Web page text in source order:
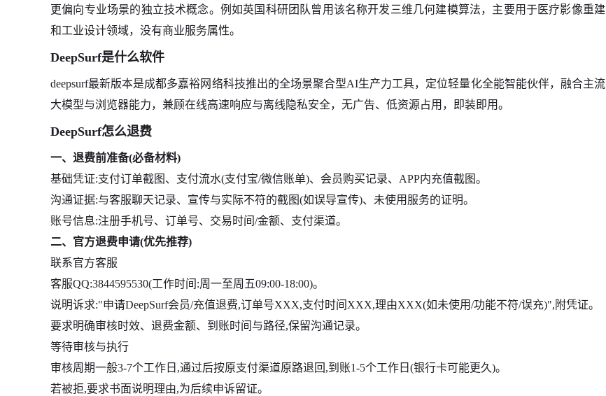
更偏向专业场景的独立技术概念。例如英国科研团队曾用该名称开发三维几何建模算法，主要用于医疗影像重建
和工业设计领域，没有商业服务属性。
DeepSurf是什么软件
deepsurf最新版本是成都多嘉裕网络科技推出的全场景聚合型AI生产力工具，定位轻量化全能智能伙伴，融合主流
大模型与浏览器能力，兼顾在线高速响应与离线隐私安全，无广告、低资源占用，即装即用。
DeepSurf怎么退费
一、退费前准备(必备材料)
基础凭证:支付订单截图、支付流水(支付宝/微信账单)、会员购买记录、APP内充值截图。
沟通证据:与客服聊天记录、宣传与实际不符的截图(如误导宣传)、未使用服务的证明。
账号信息:注册手机号、订单号、交易时间/金额、支付渠道。
二、官方退费申请(优先推荐)
联系官方客服
客服QQ:3844595530(工作时间:周一至周五09:00-18:00)。
说明诉求:"申请DeepSurf会员/充值退费,订单号XXX,支付时间XXX,理由XXX(如未使用/功能不符/误充)",附凭证。
要求明确审核时效、退费金额、到账时间与路径,保留沟通记录。
等待审核与执行
审核周期一般3-7个工作日,通过后按原支付渠道原路退回,到账1-5个工作日(银行卡可能更久)。
若被拒,要求书面说明理由,为后续申诉留证。